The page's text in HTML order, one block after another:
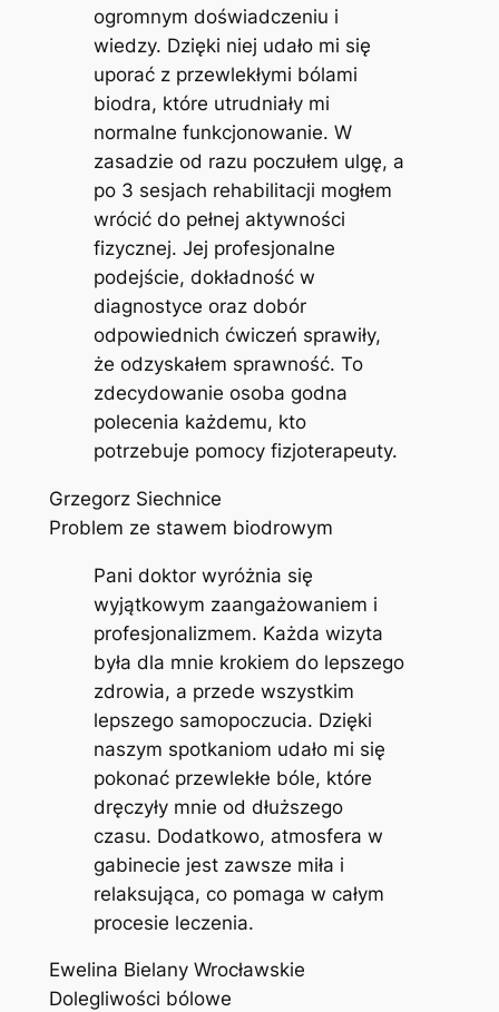
ogromnym doświadczeniu i
wiedzy. Dzięki niej udało mi się
uporać z przewlekłymi bólami
biodra, które utrudniały mi
normalne funkcjonowanie. W
zasadzie od razu poczułem ulgę, a
po 3 sesjach rehabilitacji mogłem
wrócić do pełnej aktywności
fizycznej. Jej profesjonalne
podejście, dokładność w
diagnostyce oraz dobór
odpowiednich ćwiczeń sprawiły,
że odzyskałem sprawność. To
zdecydowanie osoba godna
polecenia każdemu, kto
potrzebuje pomocy fizjoterapeuty.
Grzegorz Siechnice
Problem ze stawem biodrowym
Pani doktor wyróżnia się
wyjątkowym zaangażowaniem i
profesjonalizmem. Każda wizyta
była dla mnie krokiem do lepszego
zdrowia, a przede wszystkim
lepszego samopoczucia. Dzięki
naszym spotkaniom udało mi się
pokonać przewlekłe bóle, które
dręczyły mnie od dłuższego
czasu. Dodatkowo, atmosfera w
gabinecie jest zawsze miła i
relaksująca, co pomaga w całym
procesie leczenia.
Ewelina Bielany Wrocławskie
Dolegliwości bólowe